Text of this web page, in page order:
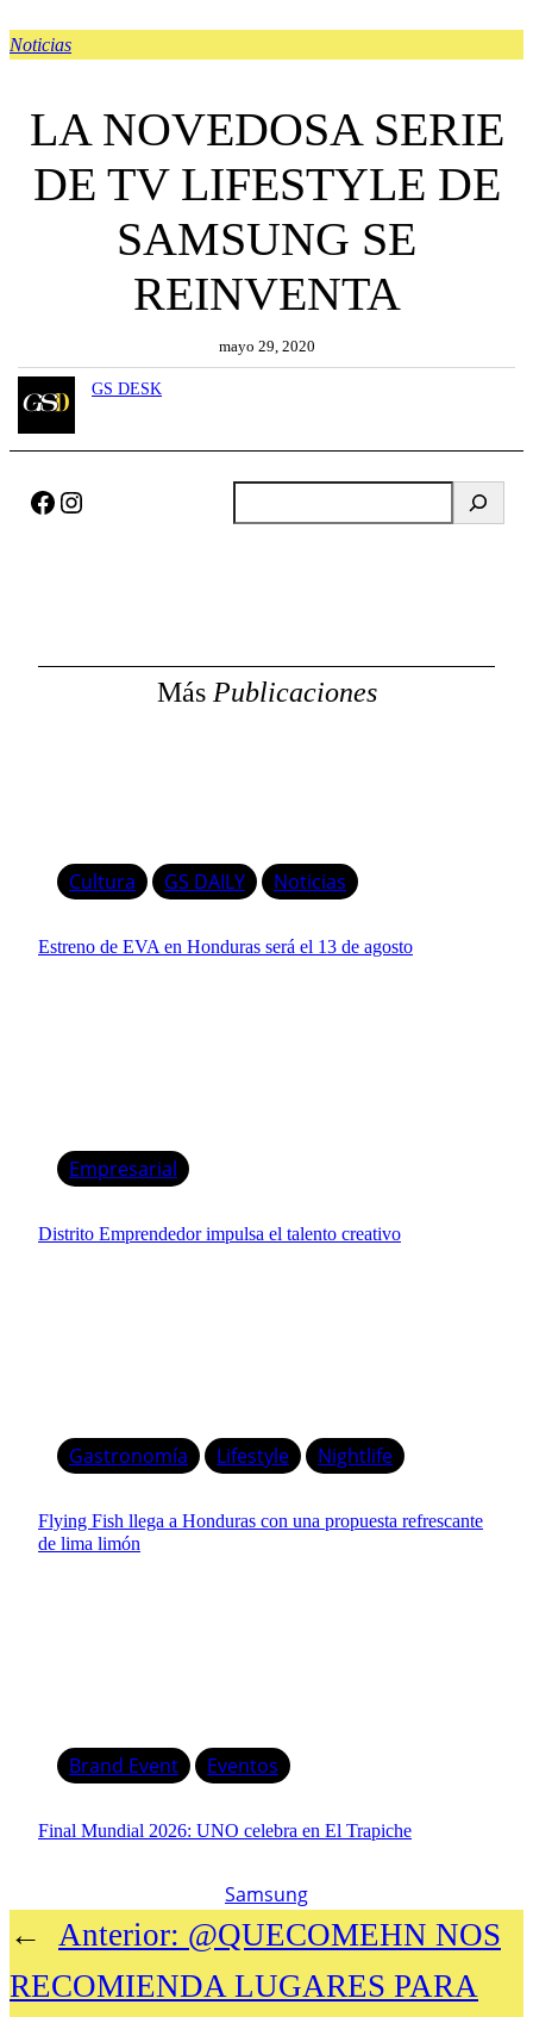
Noticias
LA NOVEDOSA SERIE
DE TV LIFESTYLE DE
SAMSUNG SE
REINVENTA
mayo 29, 2020
GS DESK
Facebook Instagram
u
MásPublicaciones
Cultura GS DAILY Noticias
Estreno de EVA en Honduras será el 13 de agosto
Empresarial
Distrito Emprendedor impulsa el talento creativo
Gastronomía Lifestyle Nightlife
Flying Fish llega a Honduras con una propuesta refrescante
de lima limón
Brand Event Eventos
Final Mundial 2026: UNO celebra en El Trapiche
Samsung
← Anterior: @QUECOMEHN NOS
RECOMIENDA LUGARES PARA